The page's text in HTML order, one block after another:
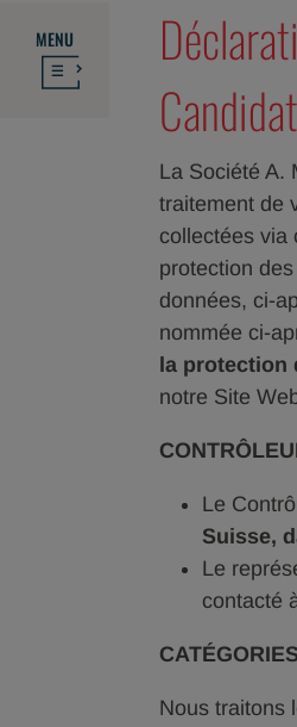
MENU
La Société A.
traitement de
collectées via
protection
données, ci-
nommée ci-
la protection
notre Site
Le
Suisse,
Le
contacté
Nous traitons